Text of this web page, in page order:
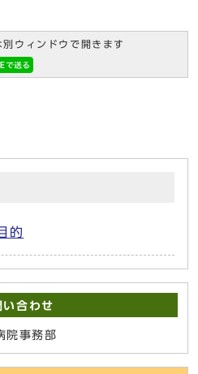
ウィンドウで開きます
的
い合わせ
院事務部